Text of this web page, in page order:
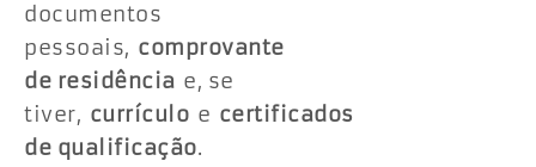
documentos
pessoais, comprovante
de residência e, se
tiver, currículo e certificados
de qualificação.